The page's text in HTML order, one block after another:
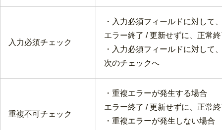
入力必須チェック
・入力必須フィールドに対して
エラー終了 / 更新せずに、正常
・入力必須フィールドに対して
次のチェックへ
重複不可チェック
・重複エラーが発生する場合
エラー終了 / 更新せずに、正常
・重複エラーが発生しない場合